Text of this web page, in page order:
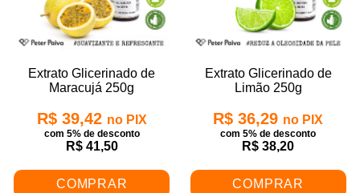
Extrato Glicerinado de
Maracujá 250g
R$ 39,42 no PIX
com 5% de desconto
R$ 41,50
COMPRAR
Extrato Glicerinado de
Limão 250g
R$ 36,29 no PIX
com 5% de desconto
R$ 38,20
COMPRAR